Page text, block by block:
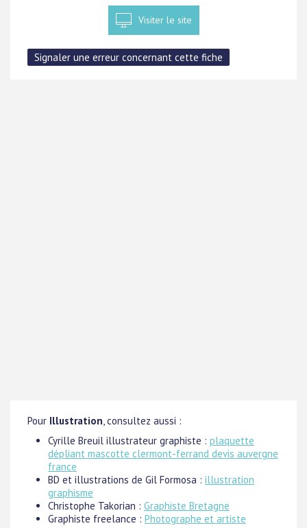
Visiter le site
Pour Illustration, consultez aussi :
Cyrille Breuil illustrateur graphiste : plaquette
dépliant mascotte clermont-ferrand devis auvergne
france
BD et illustrations de Gil Formosa : illustration
graphisme
Christophe Takorian : Graphiste Bretagne
Graphiste freelance : Photographe et artiste